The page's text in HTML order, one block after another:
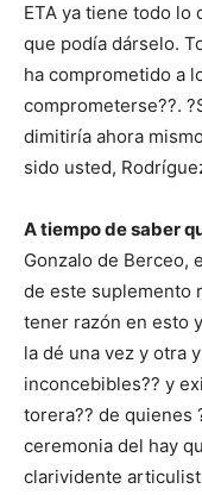
ETA ya tiene todo lo
que podía dárselo.
ha comprometido a
comprometerse??.
dimitiría ahora
sido usted,
A tiempo de saber
Gonzalo de Berceo,
de este suplemento
tener razón en esto
la dé una vez y otra
inconcebibles?? y
torera?? de quienes
ceremonia del hay
clarividente